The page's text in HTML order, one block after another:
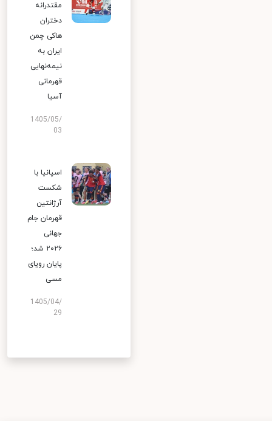
مقتدرانه
دختران
هاکی چمن
ایران به
نیمه‌نهایی
قهرمانی
آسیا
1405/05/
03
اسپانیا با
شکست
آرژانتین
قهرمان جام
جهانی
۲۰۲۶ شد؛
پایان رویای
مسی
1405/04/
29